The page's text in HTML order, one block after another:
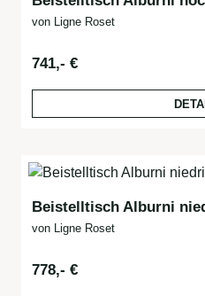
von Ligne Roset
Regulärer Preis:
741,- €
Beistelltisch Alburni
von Ligne Roset
Regulärer Preis:
778,- €